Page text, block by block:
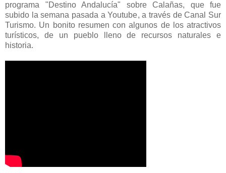
programa "Destino Andalucía" sobre Calañas, que fue
subido la semana pasada a Youtube, a través de Canal Sur
Turismo. Un bonito resumen con algunos de los atractivos
turísticos, de un pueblo lleno de recursos naturales e
historia.